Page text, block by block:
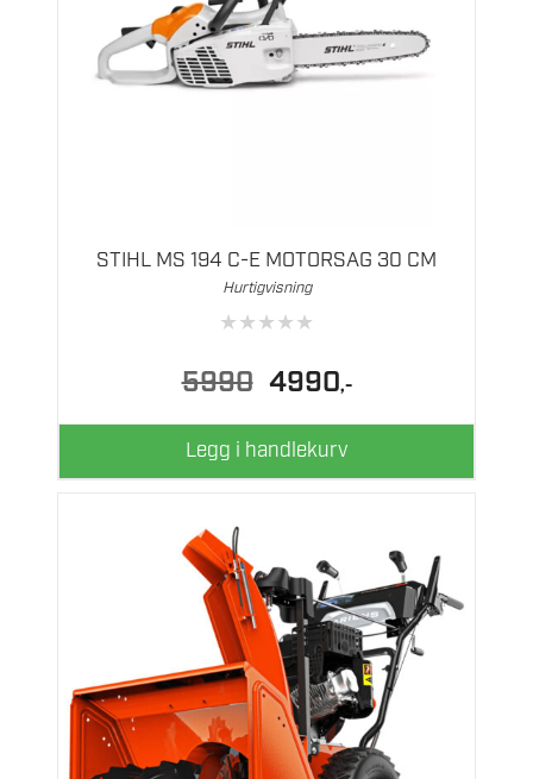
STIHL MS 194 C-E MOTORSAG 30 CM
Hurtigvisning
★★★★★
5990
Opprinnelig
pris
var:
5990.
4990Nåværende
pris
er:
4990.
,-
Legg i handlekurv